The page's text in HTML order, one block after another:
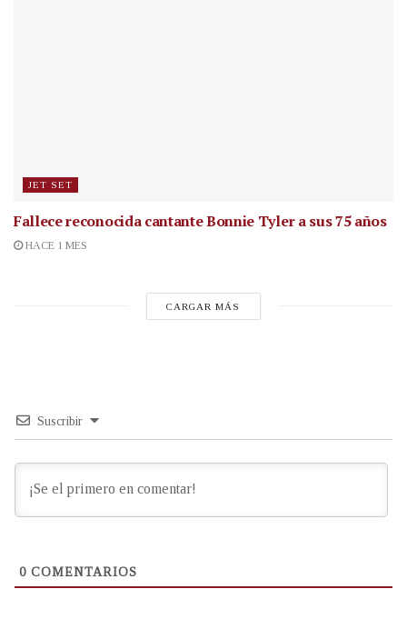
JET SET
Fallece reconocida cantanteBonnie Tyler a sus 75 años
HACE 1 MES
CARGAR MÁS
Suscribir
0 COMENTARIOS